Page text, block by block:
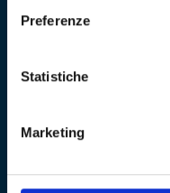
Preferenze
Statistiche
Marketing
+39 3402800268